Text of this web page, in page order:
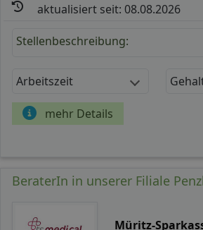
aktualisiert seit: 08.08.2026
Stellenbeschreibung:
Arbeitszeit
mehr Details
BeraterIn in unserer Filiale
Müritz-